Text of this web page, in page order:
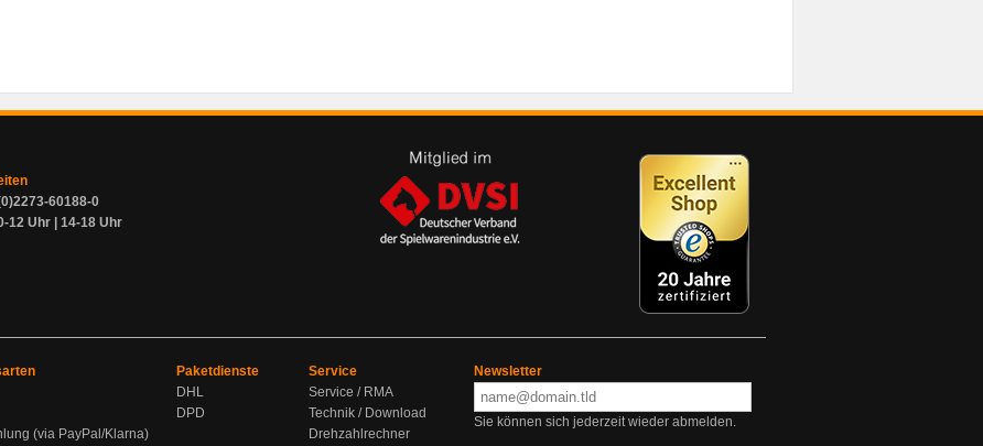
60188-0
12 Uhr | 14-18 Uhr
(via PayPal/Klarna)
Paketdienste
DHL
DPD
Service
Service / RMA
Technik / Download
Drehzahlrechner
Newsletter
Sie können sich jederzeit wieder abmelden.